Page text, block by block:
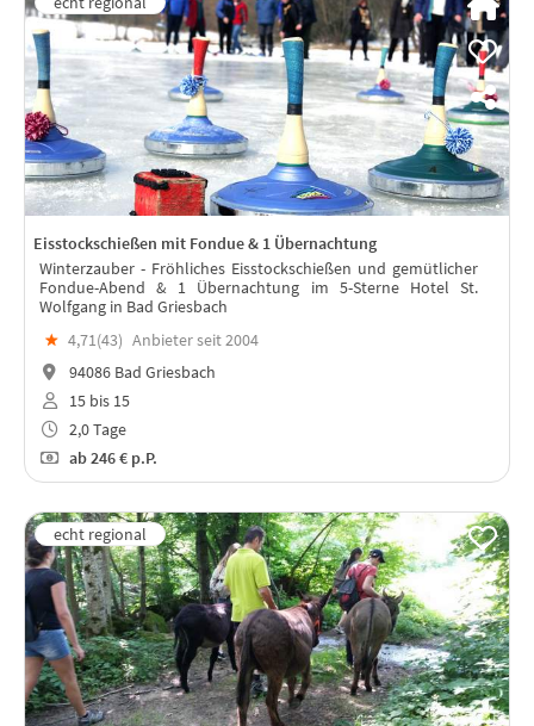
Eisstockschießen mit Fondue & 1 Übernachtung
Winterzauber - Fröhliches Eisstockschießen und gemütlicher
Fondue-Abend & 1 Übernachtung im 5-Sterne Hotel St.
Wolfgang in Bad Griesbach
★ 4,71(43) Anbieter seit 2004
94086 Bad Griesbach
15 bis 15
2,0 Tage
ab246 € p.P.